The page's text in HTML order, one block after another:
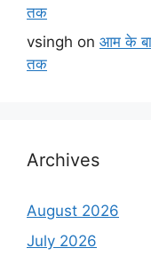
तक
vsingh on आम के
तक
Archives
August 2026
July 2026